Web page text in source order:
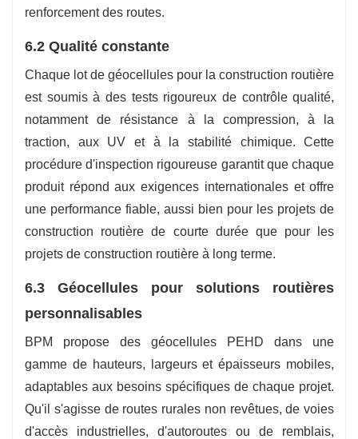
renforcement des routes.
6.2 Qualité constante
Chaque lot de géocellules pour la construction routière
est soumis à des tests rigoureux de contrôle qualité,
notamment de résistance à la compression, à la
traction, aux UV et à la stabilité chimique. Cette
procédure d'inspection rigoureuse garantit que chaque
produit répond aux exigences internationales et offre
une performance fiable, aussi bien pour les projets de
construction routière de courte durée que pour les
projets de construction routière à long terme.
6.3 Géocellules pour solutions routières
personnalisables
BPM propose des géocellules PEHD dans une
gamme de hauteurs, largeurs et épaisseurs mobiles,
adaptables aux besoins spécifiques de chaque projet.
Qu'il s'agisse de routes rurales non revêtues, de voies
d'accès industrielles, d'autoroutes ou de remblais,